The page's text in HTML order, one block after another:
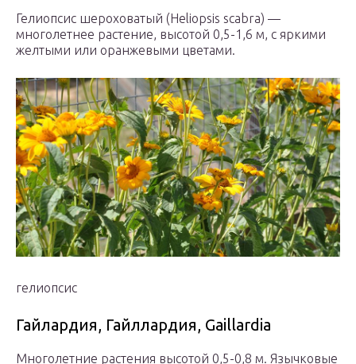
Гелиопсис шероховатый (Heliopsis scabra) —
многолетнее растение, высотой 0,5-1,6 м, с яркими
желтыми или оранжевыми цветами.
гелиопсис
Гайлардия, Гайллардия, Gaillardia
Многолетние растения высотой 0,5-0,8 м. Язычковые